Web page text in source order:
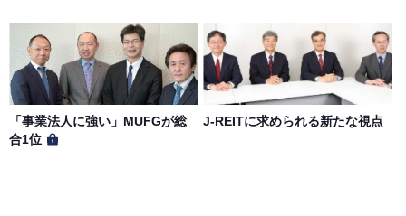
「事業法人に強い」MUFGが総
合1位
J-REITに求められる新たな視点